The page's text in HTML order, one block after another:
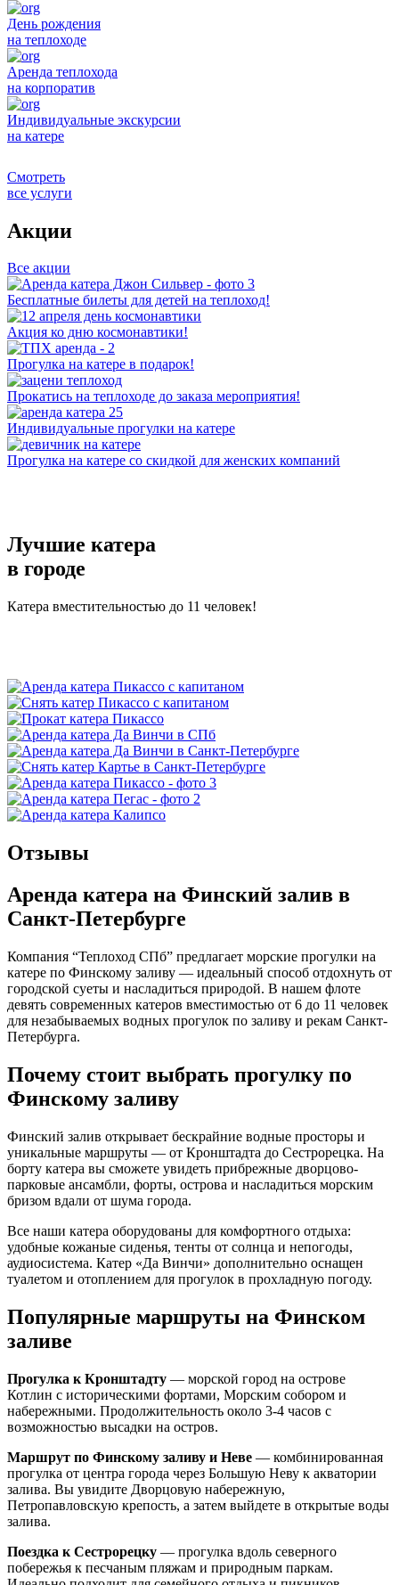
День рождения
на теплоходе
Аренда теплохода
на корпоратив
Индивидуальные экскурсии
на катере
Смотреть
все услуги
Акции
Все акции
Бесплатные билеты для детей на теплоход!
Акция ко дню космонавтики!
Прогулка на катере в подарок!
Прокатись на теплоходе до заказа мероприятия!
Индивидуальные прогулки на катере
Прогулка на катере со скидкой для женских компаний
Лучшие катера
в городе
Катера вместительностью до 11 человек!
Отзывы
Аренда катера на Финский залив в
Санкт-Петербурге
Компания “Теплоход СПб” предлагает морские прогулки на
катере по Финскому заливу — идеальный способ отдохнуть от
городской суеты и насладиться природой. В нашем флоте
девять современных катеров вместимостью от 6 до 11 человек
для незабываемых водных прогулок по заливу и рекам Санкт-
Петербурга.
Почему стоит выбрать прогулку по
Финскому заливу
Финский залив открывает бескрайние водные просторы и
уникальные маршруты — от Кронштадта до Сестрорецка. На
борту катера вы сможете увидеть прибрежные дворцово-
парковые ансамбли, форты, острова и насладиться морским
бризом вдали от шума города.
Все наши катера оборудованы для комфортного отдыха:
удобные кожаные сиденья, тенты от солнца и непогоды,
аудиосистема. Катер «Да Винчи» дополнительно оснащен
туалетом и отоплением для прогулок в прохладную погоду.
Популярные маршруты на Финском
заливе
Прогулка к Кронштадту — морской город на острове
Котлин с историческими фортами, Морским собором и
набережными. Продолжительность около 3-4 часов с
возможностью высадки на остров.
Маршрут по Финскому заливу и Неве — комбинированная
прогулка от центра города через Большую Неву к акватории
залива. Вы увидите Дворцовую набережную,
Петропавловскую крепость, а затем выйдете в открытые воды
залива.
Поездка к Сестрорецку — прогулка вдоль северного
побережья к песчаным пляжам и природным паркам.